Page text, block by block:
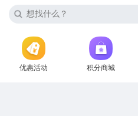
优惠活动 积分商城